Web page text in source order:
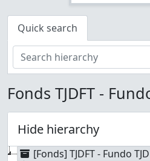
Quick search
Fonds TJDFT -
Hide hierarchy
[Fonds] TJDFT - Fundo